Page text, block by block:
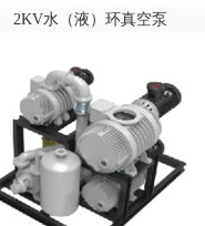
2KV水（液）环真空泵